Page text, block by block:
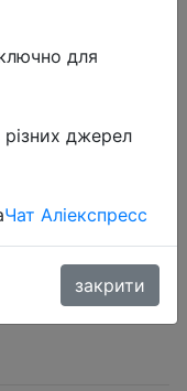
для
джерел
Чат Аліекспресс
закрити